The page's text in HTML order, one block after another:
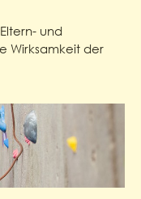
und
Wirksamkeit der